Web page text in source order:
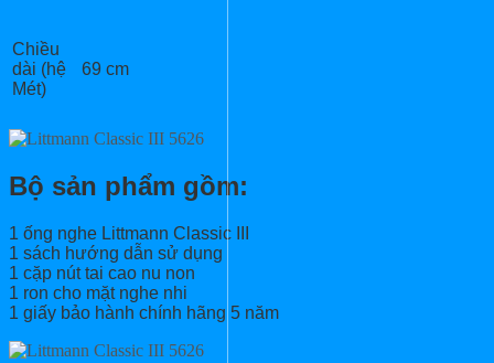
Chiều
dài (hệ
Mét)
69 cm
Bộ sản phẩm gồm:
1 ống nghe Littmann Classic III
1 sách hướng dẫn sử dụng
1 cặp nút tai cao nu non
1 ron cho mặt nghe nhi
1 giấy bảo hành chính hãng 5 năm